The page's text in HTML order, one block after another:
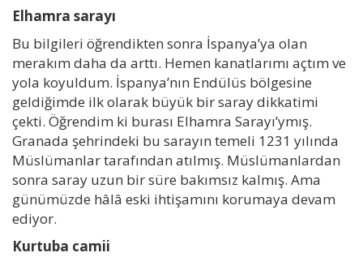
Elhamra sarayı
Bu bilgileri öğrendikten sonra İspanya’ya olan
merakım daha da arttı. Hemen kanatlarımı açtım ve
yola koyuldum. İspanya’nın Endülüs bölgesine
geldiğimde ilk olarak büyük bir saray dikkatimi
çekti. Öğrendim ki burası Elhamra Sarayı’ymış.
Granada şehrindeki bu sarayın temeli 1231 yılında
Müslümanlar tarafından atılmış. Müslümanlardan
sonra saray uzun bir süre bakımsız kalmış. Ama
günümüzde hâlâ eski ihtişamını korumaya devam
ediyor.
Kurtuba camii